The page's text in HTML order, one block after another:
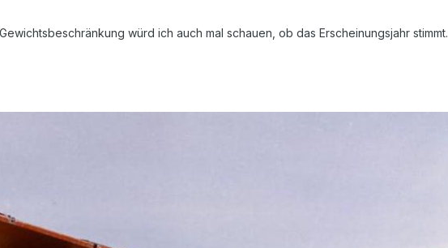
würd ich auch mal schauen, ob das Erscheinungsjahr stimmt.